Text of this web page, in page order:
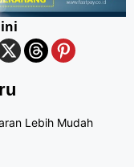
Lebih Mudah